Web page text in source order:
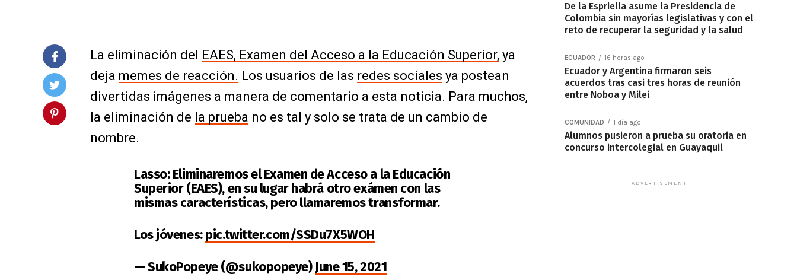
La eliminación del EAES, Examen del Acceso a la Educación Superior, ya
deja memes de reacción. Los usuarios de las redes sociales ya postean
divertidas imágenes a manera de comentario a esta noticia. Para muchos,
la eliminación de la prueba no es tal y solo se trata de un cambio de
nombre.
Lasso: Eliminaremos el Examen de Acceso a la Educación
Superior (EAES), en su lugar habrá otro exámen con las
mismas características, pero llamaremos transformar.
Los jóvenes:pic.twitter.com/SSDu7X5WOH
— SukoPopeye (@sukopopeye)June 15, 2021
De la Espriella asume la Presidencia de
Colombia sin mayorías legislativas y con el
reto de recuperar la seguridad y la salud
ECUADOR 16 horas ago
Ecuador y Argentina firmaron seis
acuerdos tras casi tres horas de reunión
entre Noboa y Milei
COMUNIDAD 1 día ago
Alumnos pusieron a prueba su oratoria en
concurso intercolegial en Guayaquil
ADVERTISEMENT